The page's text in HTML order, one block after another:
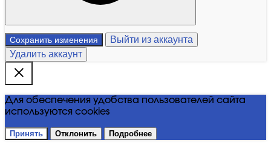
Сохранить изменения
Выйти из аккаунта
Удалить аккаунт
Для обеспечения удобства пользователей сайта
используются cookies
Принять Отклонить Подробнее